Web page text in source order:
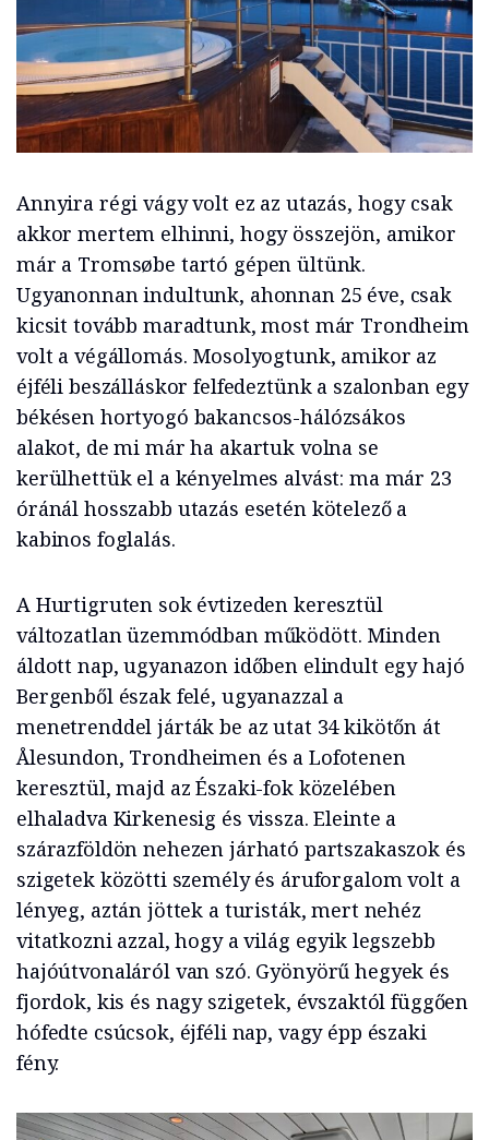
Annyira régi vágy volt ez az utazás, hogy csak
akkor mertem elhinni, hogy összejön, amikor
már a Tromsøbe tartó gépen ültünk.
Ugyanonnan indultunk, ahonnan 25 éve, csak
kicsit tovább maradtunk, most már Trondheim
volt a végállomás. Mosolyogtunk, amikor az
éjféli beszálláskor felfedeztünk a szalonban egy
békésen hortyogó bakancsos-hálózsákos
alakot, de mi már ha akartuk volna se
kerülhettük el a kényelmes alvást: ma már 23
óránál hosszabb utazás esetén kötelező a
kabinos foglalás.
A Hurtigruten sok évtizeden keresztül
változatlan üzemmódban működött. Minden
áldott nap, ugyanazon időben elindult egy hajó
Bergenből észak felé, ugyanazzal a
menetrenddel járták be az utat 34 kikötőn át
Ålesundon, Trondheimen és a Lofotenen
keresztül, majd az Északi-fok közelében
elhaladva Kirkenesig és vissza. Eleinte a
szárazföldön nehezen járható partszakaszok és
szigetek közötti személy és áruforgalom volt a
lényeg, aztán jöttek a turisták, mert nehéz
vitatkozni azzal, hogy a világ egyik legszebb
hajóútvonaláról van szó. Gyönyörű hegyek és
fjordok, kis és nagy szigetek, évszaktól függően
hófedte csúcsok, éjféli nap, vagy épp északi
fény.